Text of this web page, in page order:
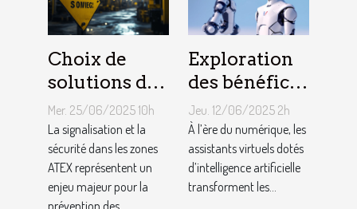
Choix de
solutions de
signalisation
et de sécurité
adaptées aux
zones ATEX
Mer. 25/06/2025 10h
La signalisation et la
sécurité dans les zones
ATEX représentent un
enjeu majeur pour la
Exploration
des bénéfices
des assistants
virtuels
basés sur l'IA
en français
Jeu. 12/06/2025 2h
À l’ère du numérique, les
assistants virtuels dotés
d’intelligence artificielle
transforment les...